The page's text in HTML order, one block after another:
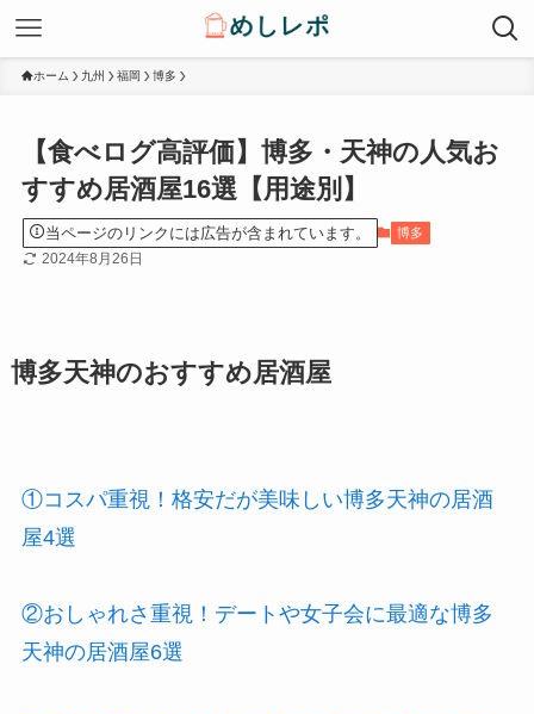
ホーム 九州 福岡 博多
【食べログ高評価】博多・天神の人気お
すすめ居酒屋16選【用途別】
当ページのリンクには広告が含まれています。 博多
2024年8月26日
博多天神のおすすめ居酒屋
①コスパ重視！格安だが美味しい博多天神の居酒
屋4選
②おしゃれさ重視！デートや女子会に最適な博多
天神の居酒屋6選